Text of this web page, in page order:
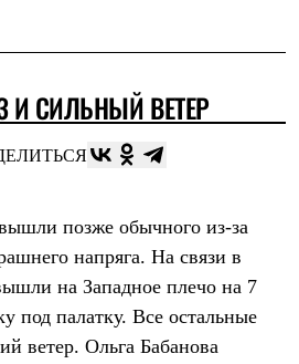
СИЛЬНЫЙ ВЕТЕР
позже обычного из-за
напряга. На связи в
на Западное плечо на 7
под палатку. Все остальные
ветер. Ольга Бабанова